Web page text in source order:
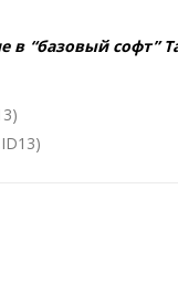
“базовый софт”